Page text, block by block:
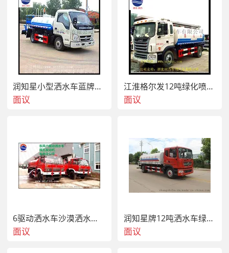
(人)
量(Kg)
驾驶室准乘
人数(人)
3
载质
量利
用系
数
接近角/离
去角(°)
21/10
后悬
1365/2605,1365/
轴荷(Kg) 5600/10195
最高
车速
(Km/h)
95
该车主要用于路面冲洗,树
木、绿化带冲洗。主要装
罐体有效容积9.96立方米.
罐体外形尺寸(长度×长轴×
润知星小型洒水车蓝牌洒水车喷洒车个性定制
面议
江淮格尔发12吨绿化喷洒车洒水车雾炮车
面议
6驱动洒水车沙漠洒水车森林消防洒水车
面议
润知星牌12吨洒水车绿化喷洒车雾炮车
面议